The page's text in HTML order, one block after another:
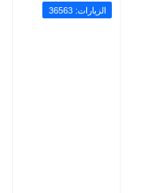
الزيارات: 36563